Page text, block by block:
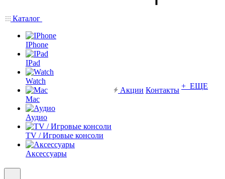
Каталог
IPhone
IPad
Watch
Mac
Аудио
TV / Игровые консоли
Аксессуары
Акции Контакты + ЕЩЕ